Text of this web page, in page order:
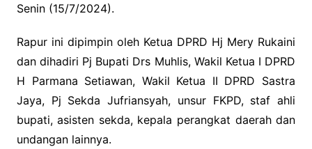
Senin (15/7/2024).
Rapur ini dipimpin oleh Ketua DPRD Hj Mery Rukaini
dan dihadiri Pj Bupati Drs Muhlis, Wakil Ketua I DPRD
H Parmana Setiawan, Wakil Ketua II DPRD Sastra
Jaya, Pj Sekda Jufriansyah, unsur FKPD, staf ahli
bupati, asisten sekda, kepala perangkat daerah dan
undangan lainnya.